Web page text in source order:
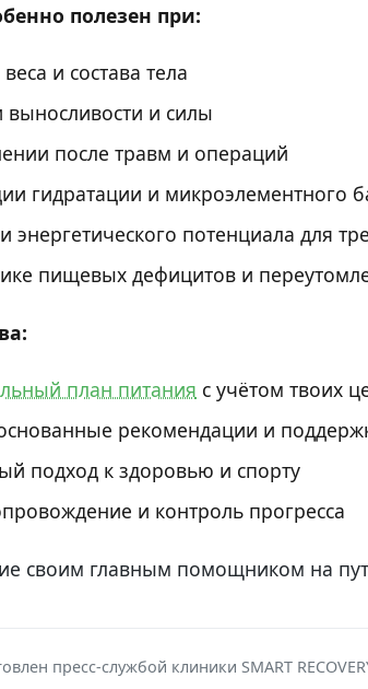
полезен при:
и состава тела
и силы
после травм и операций
гидратации и микроэлементного
потенциала для
пищевых дефицитов и
план питания с учётом твоих
рекомендации и
подход к здоровью и спорту
и контроль прогресса
своим главным помощником на
пресс-службой клиники SMART